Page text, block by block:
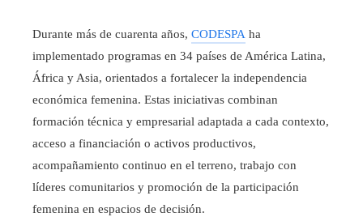
Durante más de cuarenta años, CODESPA ha
implementado programas en 34 países de América Latina,
África y Asia, orientados a fortalecer la independencia
económica femenina. Estas iniciativas combinan
formación técnica y empresarial adaptada a cada contexto,
acceso a financiación o activos productivos,
acompañamiento continuo en el terreno, trabajo con
líderes comunitarios y promoción de la participación
femenina en espacios de decisión.